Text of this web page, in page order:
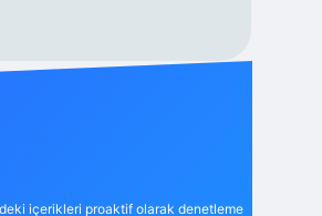
içerikleri proaktif olarak denetleme